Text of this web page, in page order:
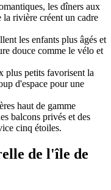
les dîners aux
la rivière créent un cadre
les enfants plus âgés et
douce comme le vélo et
plus petits favorisent la
d'espace pour une
haut de gamme
balcons privés et des
cinq étoiles.
de l'île de